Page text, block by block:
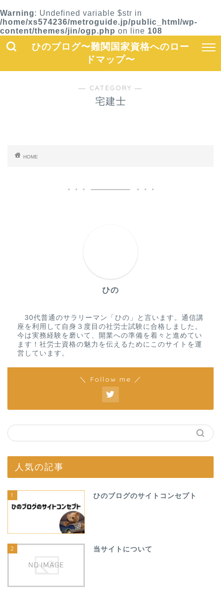
Warning: Undefined variable $str in
/home/xs574236/metroguide.jp/public_html/wp-
content/themes/jin/ogp.php on line 108
ひのブログ〜難関国家資格へのロー
ドマップ〜
― CATEGORY ―
宅建士
HOME
ひの
30代普通のサラリーマン「ひの」と言います。通信講
座を利用して自身３度目の社労士試験に合格しました。
今は実務経験を磨いて、開業への準備を着々と進めてい
ます！社労士資格の魅力を伝えるためにこのサイトを運
営しています。
＼ Follow me ／
人気の記事
1 ひのブログのサイトコンセプト
2 当サイトについて